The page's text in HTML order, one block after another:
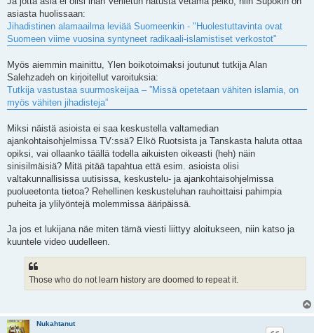
asiasta huolissaan:
Jihadistinen alamaailma leviää Suomeenkin - "Huolestuttavinta ovat
Suomeen viime vuosina syntyneet radikaali-islamistiset verkostot"
Myös aiemmin mainittu, Ylen boikotoimaksi joutunut tutkija Alan
Salehzadeh on kirjoitellut varoituksia:
Tutkija vastustaa suurmoskeijaa – ”Missä opetetaan vähiten islamia, on
myös vähiten jihadisteja”
Miksi näistä asioista ei saa keskustella valtamedian
ajankohtaisohjelmissa TV:ssä? EIkö Ruotsista ja Tanskasta haluta ottaa
opiksi, vai ollaanko täällä todella aikuisten oikeasti (heh) näin
sinisilmäisiä? Mitä pitää tapahtua että esim. asioista olisi
valtakunnallisissa uutisissa, keskustelu- ja ajankohtaisohjelmissa
puolueetonta tietoa? Rehellinen keskusteluhan rauhoittaisi pahimpia
puheita ja ylilyöntejä molemmissa ääripäissä.
Ja jos et lukijana näe miten tämä viesti liittyy aloitukseen, niin katso ja
kuuntele video uudelleen.
Those who do not learn history are doomed to repeat it.
Nukahtanut